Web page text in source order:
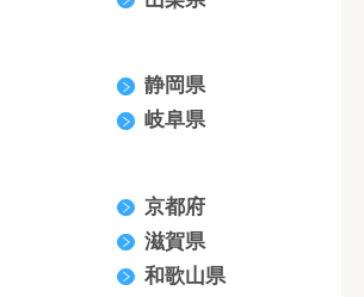
静岡県
岐阜県
京都府
滋賀県
和歌山県